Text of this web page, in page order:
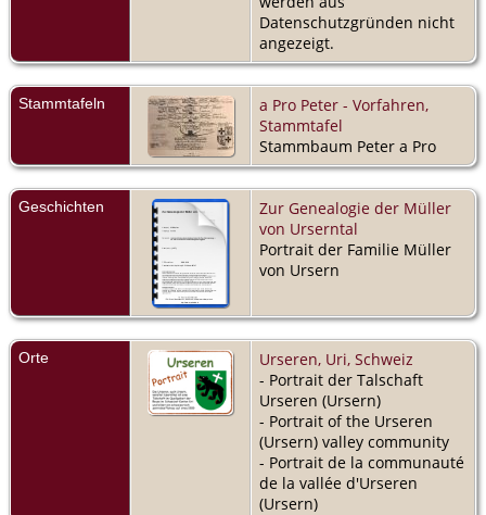
Datenschutzgründen nicht
angezeigt.
Stammtafeln
a Pro Peter - Vorfahren,
Stammtafel
Stammbaum Peter a Pro
Geschichten
Zur Genealogie der Müller
von Urserntal
Portrait der Familie Müller
von Ursern
Orte
Urseren, Uri, Schweiz
- Portrait der Talschaft
Urseren (Ursern)
- Portrait of the Urseren
(Ursern) valley community
- Portrait de la communauté
de la vallée d'Urseren
(Ursern)